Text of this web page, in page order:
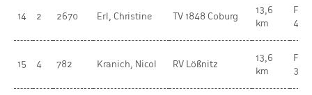
14 2 2670 Erl, Christine TV 1848 Coburg
13,6
km
45-
15 4 782 Kranich, Nicol RV Lößnitz
13,6
km
30-